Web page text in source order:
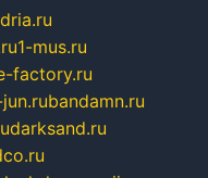
1-mus.ru
factory.ru
bandamn.ru
darksand.ru